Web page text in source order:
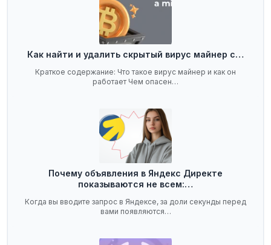
Как найти и удалить скрытый вирус майнер с…
Краткое содержание: Что такое вирус майнер и как он
работает Чем опасен…
Почему объявления в Яндекс Директе
показываются не всем:…
Когда вы вводите запрос в Яндексе, за доли секунды перед
вами появляются…